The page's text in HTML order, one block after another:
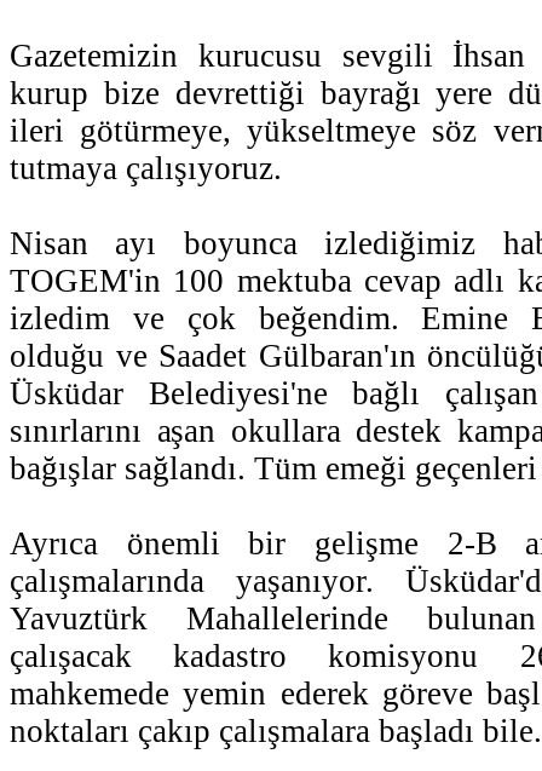
Gazetemizin kurucusu sevgili
kurup bize devrettiği bayrağı yere
ileri götürmeye, yükseltmeye söz
tutmaya çalışıyoruz.
Nisan ayı boyunca izlediğimiz
TOGEM'in 100 mektuba cevap adlı
izledim ve çok beğendim. Emine
olduğu ve Saadet Gülbaran'ın
Üsküdar Belediyesi'ne bağlı
sınırlarını aşan okullara destek
bağışlar sağlandı. Tüm emeği
Ayrıca önemli bir gelişme 2-B
çalışmalarında yaşanıyor.
Yavuztürk Mahallelerinde
çalışacak kadastro komisyonu
mahkemede yemin ederek göreve
noktaları çakıp çalışmalara başladı bile.